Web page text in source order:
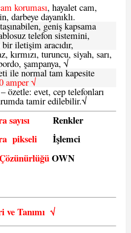
koruması, hayalet cam,
darbeye dayanıklı.
geniş kapsama
telefon sistemini,
iletişim aracıdır,
kırmızı, turuncu, siyah, sarı,
şampanya, √
ile normal tam kapesite
amper √
– özetle: evet, cep telefonları
tamir edilebilir.√
sayısı
Renkler
pikseli
İşlemci
OWN
veTanımı √